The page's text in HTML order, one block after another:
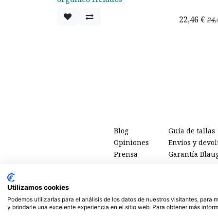
22,46 €
Guía de tallas
Envíos y
Garantía
Blog
Opiniones
Prensa
Tienda online de ropa ecológica, sostenible y de Comercio
Utilizamos cookies
Podemos utilizarlas para el análisis de los datos de nuestros visitantes, para
y brindarle una excelente experiencia en el sitio web. Para obtener más